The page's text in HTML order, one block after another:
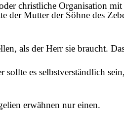
christliche Organisation
der Mutter der Söhne des
als der Herr sie braucht.
es selbstverständlich
erwähnen nur einen.